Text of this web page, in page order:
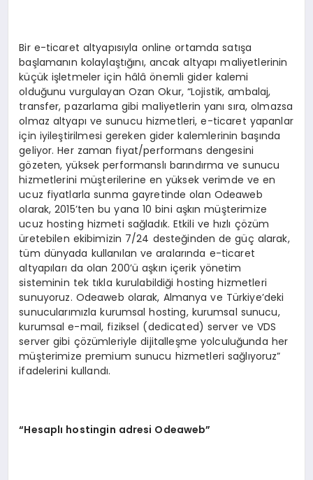
Bir e-ticaret altyapısıyla online ortamda satışa
başlamanın kolaylaştığını, ancak altyapı maliyetlerinin
küçük işletmeler için hâlâ önemli gider kalemi
olduğunu vurgulayan Ozan Okur, “Lojistik, ambalaj,
transfer, pazarlama gibi maliyetlerin yanı sıra, olmazsa
olmaz altyapı ve sunucu hizmetleri, e-ticaret yapanlar
için iyileştirilmesi gereken gider kalemlerinin başında
geliyor. Her zaman fiyat/performans dengesini
gözeten, yüksek performanslı barındırma ve sunucu
hizmetlerini müşterilerine en yüksek verimde ve en
ucuz fiyatlarla sunma gayretinde olan Odeaweb
olarak, 2015’ten bu yana 10 bini aşkın müşterimize
ucuz hosting hizmeti sağladık. Etkili ve hızlı çözüm
üretebilen ekibimizin 7/24 desteğinden de güç alarak,
tüm dünyada kullanılan ve aralarında e-ticaret
altyapıları da olan 200’ü aşkın içerik yönetim
sisteminin tek tıkla kurulabildiği hosting hizmetleri
sunuyoruz. Odeaweb olarak, Almanya ve Türkiye’deki
sunucularımızla kurumsal hosting, kurumsal sunucu,
kurumsal e-mail, fiziksel (dedicated) server ve VDS
server gibi çözümleriyle dijitalleşme yolculuğunda her
müşterimize premium sunucu hizmetleri sağlıyoruz”
ifadelerini kullandı.
“Hesaplı hostingin adresi Odeaweb”